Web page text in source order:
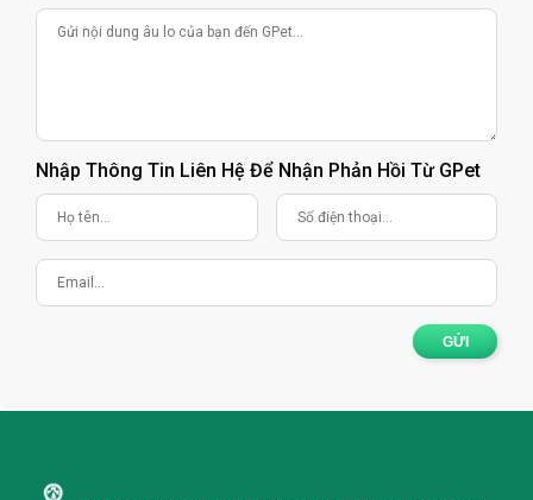
Nhập Thông Tin Liên Hệ Để Nhận Phản Hồi Từ GPet
GỬI